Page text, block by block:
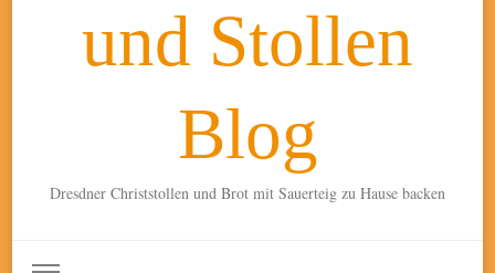
und Stollen
Blog
Dresdner Christstollen und Brot mit Sauerteig zu Hause backen